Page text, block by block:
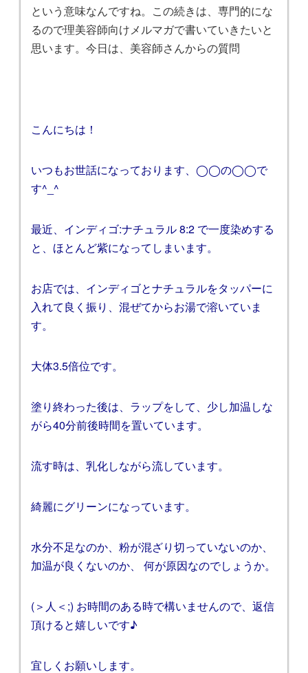
という意味なんですね。この続きは、専門的にな
るので理美容師向けメルマガで書いていきたいと
思います。今日は、美容師さんからの質問
こんにちは！
いつもお世話になっております、◯◯の◯◯で
す^_^
最近、インディゴ:ナチュラル 8:2 で一度染めする
と、ほとんど紫になってしまいます。
お店では、インディゴとナチュラルをタッパーに
入れて良く振り、混ぜてからお湯で溶いていま
す。
大体3.5倍位です。
塗り終わった後は、ラップをして、少し加温しな
がら40分前後時間を置いています。
流す時は、乳化しながら流しています。
綺麗にグリーンになっています。
水分不足なのか、粉が混ざり切っていないのか、
加温が良くないのか、 何が原因なのでしょうか。
(＞人＜;) お時間のある時で構いませんので、返信
頂けると嬉しいです♪
宜しくお願いします。